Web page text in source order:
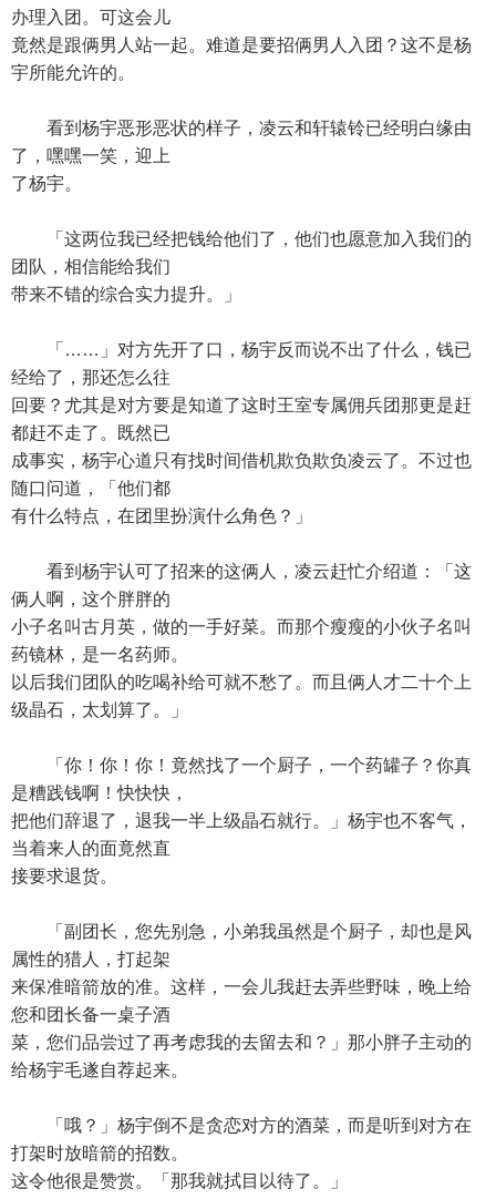
办理入团。可这会儿
竟然是跟俩男人站一起。难道是要招俩男人入团？这不是杨
宇所能允许的。
看到杨宇恶形恶状的样子，凌云和轩辕铃已经明白缘由
了，嘿嘿一笑，迎上
了杨宇。
「这两位我已经把钱给他们了，他们也愿意加入我们的
团队，相信能给我们
带来不错的综合实力提升。」
「……」对方先开了口，杨宇反而说不出了什么，钱已
经给了，那还怎么往
回要？尤其是对方要是知道了这时王室专属佣兵团那更是赶
都赶不走了。既然已
成事实，杨宇心道只有找时间借机欺负欺负凌云了。不过也
随口问道，「他们都
有什么特点，在团里扮演什么角色？」
看到杨宇认可了招来的这俩人，凌云赶忙介绍道：「这
俩人啊，这个胖胖的
小子名叫古月英，做的一手好菜。而那个瘦瘦的小伙子名叫
药镜林，是一名药师。
以后我们团队的吃喝补给可就不愁了。而且俩人才二十个上
级晶石，太划算了。」
「你！你！你！竟然找了一个厨子，一个药罐子？你真
是糟践钱啊！快快快，
把他们辞退了，退我一半上级晶石就行。」杨宇也不客气，
当着来人的面竟然直
接要求退货。
「副团长，您先别急，小弟我虽然是个厨子，却也是风
属性的猎人，打起架
来保准暗箭放的准。这样，一会儿我赶去弄些野味，晚上给
您和团长备一桌子酒
菜，您们品尝过了再考虑我的去留去和？」那小胖子主动的
给杨宇毛遂自荐起来。
「哦？」杨宇倒不是贪恋对方的酒菜，而是听到对方在
打架时放暗箭的招数。
这令他很是赞赏。「那我就拭目以待了。」